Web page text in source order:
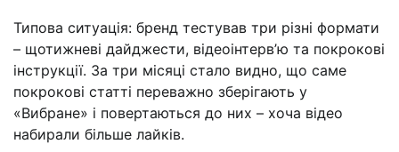
Типова ситуація: бренд тестував три різні формати
– щотижневі дайджести, відеоінтерв’ю та покрокові
інструкції. За три місяці стало видно, що саме
покрокові статті переважно зберігають у
«Вибране» і повертаються до них – хоча відео
набирали більше лайків.